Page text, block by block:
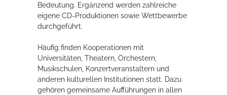
Bedeutung. Ergänzend werden zahlreiche
eigene CD-Produktionen sowie Wettbewerbe
durchgeführt.
Häufig finden Kooperationen mit
Universitäten, Theatern, Orchestern,
Musikschulen, Konzertveranstaltern und
anderen kulturellen Institutionen statt. Dazu
gehören gemeinsame Aufführungen in allen